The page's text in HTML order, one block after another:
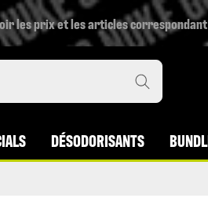
les prix et les articles
DÉSODORISANTS